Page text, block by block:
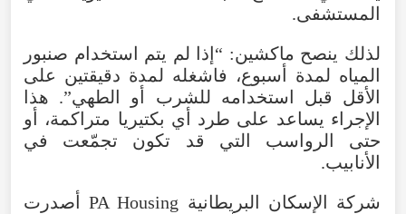
المستشفى.
لذلك ينصح ماكشين: “إذا لم يتم استخدام صنبور
المياه لمدة أسبوع، فاشغله لمدة دقيقتين على
الأقل قبل استخدامه للشرب أو الطهي”. هذا
الإجراء يساعد على طرد أي بكتيريا متراكمة، أو
حتى الرواسب التي قد تكون تجمّعت في
الأنابيب.
شركة الإسكان البريطانية PA Housing أصدرت